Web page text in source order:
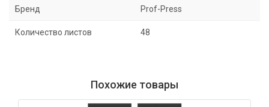
Бренд Prof-Press
Количество листов 48
Похожие товары